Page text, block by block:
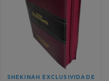
SHEKINAH EXCLUSIVIDADE